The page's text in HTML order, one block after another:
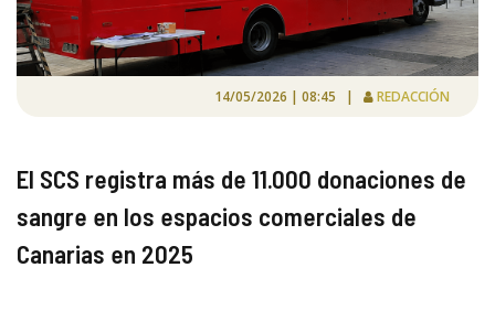
14/05/2026 | 08:45 | REDACCIÓN
El SCS registra más de 11.000 donaciones de
sangre en los espacios comerciales de
Canarias en 2025